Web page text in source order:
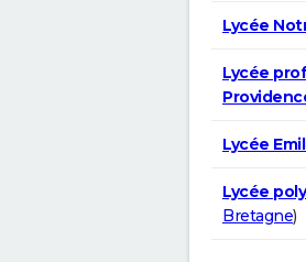
Lycée
Lycée
Lycée
Lycée
Bretagne)